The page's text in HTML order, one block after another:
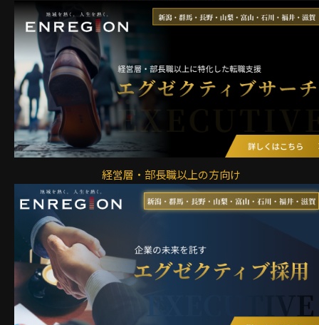
経営層・部長職以上の方向け